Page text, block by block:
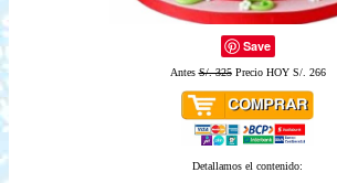
Save
AntesS/. 325Precio HOY S/. 266
Detallamos el contenido: